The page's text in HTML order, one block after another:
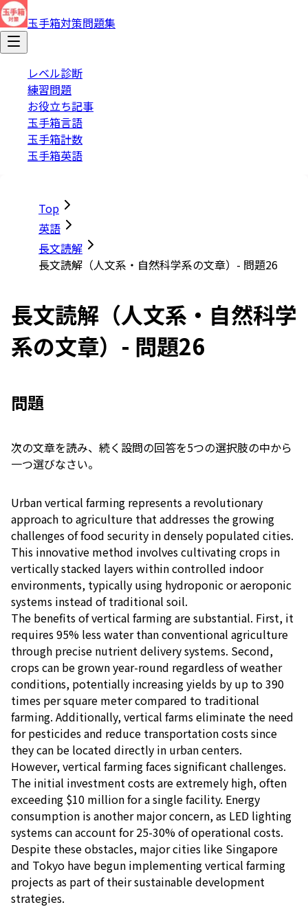
玉手箱対策問題集
レベル診断
練習問題
お役立ち記事
玉手箱言語
玉手箱計数
玉手箱英語
Top
英語
長文読解
長文読解（人文系・自然科学系の文章）- 問題26
長文読解（人文系・自然科学
系の文章）- 問題26
問題
次の文章を読み、続く設問の回答を5つの選択肢の中から
一つ選びなさい。
Urban vertical farming represents a revolutionary
approach to agriculture that addresses the growing
challenges of food security in densely populated cities.
This innovative method involves cultivating crops in
vertically stacked layers within controlled indoor
environments, typically using hydroponic or aeroponic
systems instead of traditional soil.
The benefits of vertical farming are substantial. First, it
requires 95% less water than conventional agriculture
through precise nutrient delivery systems. Second,
crops can be grown year-round regardless of weather
conditions, potentially increasing yields by up to 390
times per square meter compared to traditional
farming. Additionally, vertical farms eliminate the need
for pesticides and reduce transportation costs since
they can be located directly in urban centers.
However, vertical farming faces significant challenges.
The initial investment costs are extremely high, often
exceeding $10 million for a single facility. Energy
consumption is another major concern, as LED lighting
systems can account for 25-30% of operational costs.
Despite these obstacles, major cities like Singapore
and Tokyo have begun implementing vertical farming
projects as part of their sustainable development
strategies.